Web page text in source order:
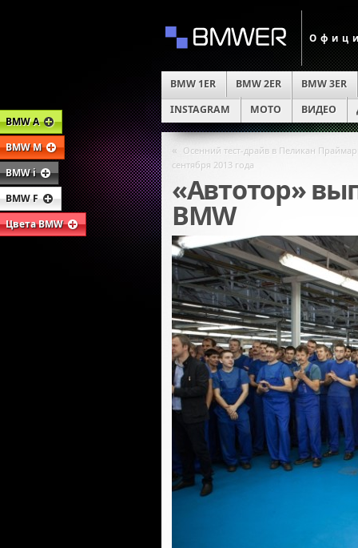
BMW 1ER BMW 2ER BMW 3ER
INSTAGRAM
MOTO ВИДЕО
« Осенний тест-драйв в Пеликан
сентября 2013 года
«Автотор»
BMW
BMW F
BMW M
BMW A
BMW i
Цвета BMW